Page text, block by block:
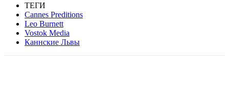
ТЕГИ
Cannes Preditions
Leo Burnett
Vostok Media
Каннские Львы